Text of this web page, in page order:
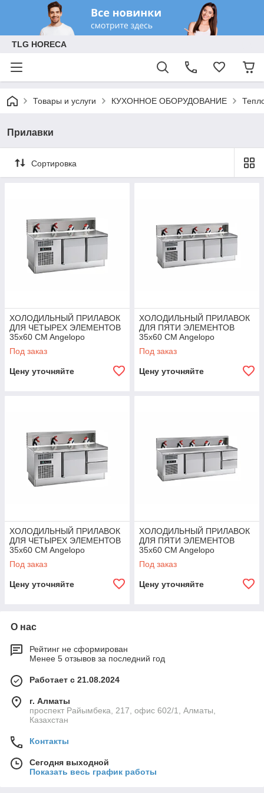
TLG HORECA
Товары и услуги КУХОННОЕ ОБОРУДОВАНИЕ
Прилавки
Сортировка
ХОЛОДИЛЬНЫЙ ПРИЛАВОК
ДЛЯ ЧЕТЫРЕХ ЭЛЕМЕНТОВ
35x60 CM Angelopo
Под заказ
Цену уточняйте
ХОЛОДИЛЬНЫЙ ПРИЛАВОК
ДЛЯ ПЯТИ ЭЛЕМЕНТОВ
35x60 CM Angelopo
Под заказ
Цену уточняйте
ХОЛОДИЛЬНЫЙ ПРИЛАВОК
ДЛЯ ЧЕТЫРЕХ ЭЛЕМЕНТОВ
35x60 CM Angelopo
Под заказ
Цену уточняйте
ХОЛОДИЛЬНЫЙ ПРИЛАВОК
ДЛЯ ПЯТИ ЭЛЕМЕНТОВ
35x60 CM Angelopo
Под заказ
Цену уточняйте
О нас
Рейтинг не сформирован
Менее 5 отзывов за последний год
Работает с 21.08.2024
г. Алматы
проспект Райымбека, 217, офис 602/1, Алматы,
Казахстан
Контакты
Сегодня выходной
Показать весь график работы